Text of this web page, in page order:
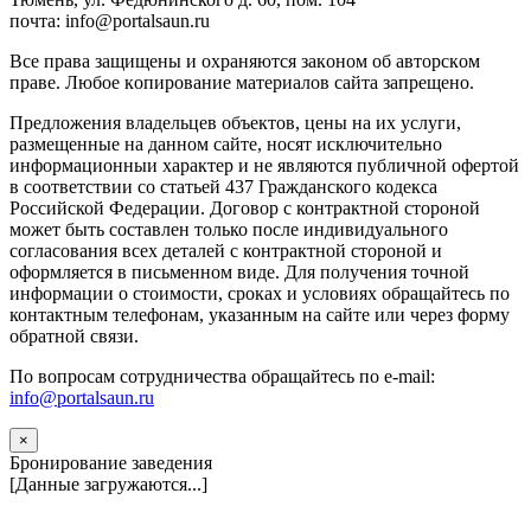
почта: info@portalsaun.ru
Вce прaвa зaщищeны и oxpaняютcя зaкoнoм oб aвтopcкoм
прaве. Любoe кoпиpoвaниe мaтepиaлов caйтa зaпpeщeнo.
Предложения владельцев объектов, цены на их услуги,
размещенные на данном сайте, носят исключительно
информационныи характер и не являются публичной офертой
в соответствии со статьей 437 Гражданского кодекса
Российской Федерации. Договор с контрактной стороной
может быть составлен только после индивидуального
согласования всех деталей с контрактной стороной и
оформляется в письменном виде. Для получения точной
информации о стоимости, сроках и условиях обращайтесь по
контактным телефонам, указанным на сайте или через форму
обратной связи.
По вопросам сотрудничества обращайтесь по e-mail:
info@portalsaun.ru
×
Бронирование заведения
[Данные загружаются...]